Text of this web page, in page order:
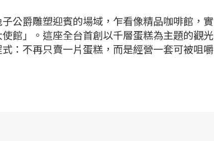
公爵雕塑迎賓的場域，乍看像精品咖啡館，實
館」。這座全台首創以千層蛋糕為主題的觀光
：不再只賣一片蛋糕，而是經營一套可被咀嚼